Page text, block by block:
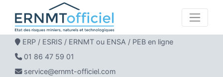
ERP / ESRIS / ERNMT ou ENSA / PEB en ligne
01 86 47 59 01
service@ernmt-officiel.com